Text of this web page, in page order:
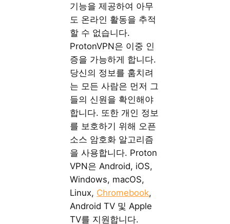
기능을 제공하여 아무
도 온라인 활동을 추적
할 수 없습니다.
ProtonVPN은 이중 인
증을 가능하게 합니다.
당신의 정보를 훔치려
는 모든 사람은 먼저 그
들의 신원을 확인해야
합니다. 또한 개인 정보
를 보호하기 위해 오픈
소스 암호화 알고리즘
을 사용합니다. Proton
VPN은 Android, iOS,
Windows, macOS,
Linux, Chromebook,
Android TV 및 Apple
TV를 지원합니다.